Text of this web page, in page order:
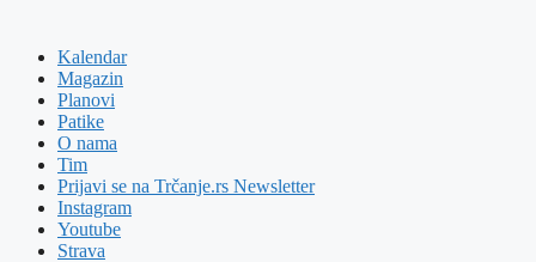
Kalendar
Magazin
Planovi
Patike
O nama
Tim
Prijavi se na Trčanje.rs Newsletter
Instagram
Youtube
Strava